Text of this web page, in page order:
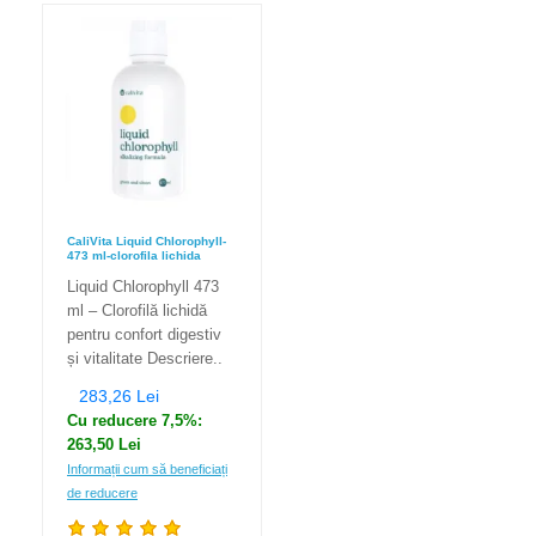
CaliVita Liquid Chlorophyll-
473 ml-clorofila lichida
Liquid Chlorophyll 473
ml – Clorofilă lichidă
pentru confort digestiv
și vitalitate Descriere..
283,26 Lei
Cu reducere 7,5%:
263,50 Lei
Informații cum să beneficiați
de reducere